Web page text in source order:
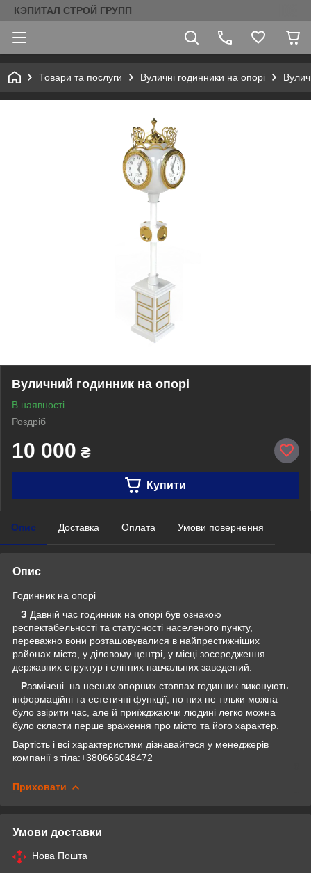
КЭПИТАЛ СТРОЙ ГРУПП
Товари та послуги Вуличні годинники на опорі
Вуличний годинник на опорі
В наявності
Роздріб
10 000 ₴
Купити
Опис Доставка Оплата Умови повернення
Опис
Годинник на опорі
З Давній час годинник на опорі був ознакою
респектабельності та статусності населеного пункту,
переважно вони розташовувалися в найпрестижніших
районах міста, у діловому центрі, у місці зосередження
державних структур і елітних навчальних заведений.
Размічені на несних опорних стовпах годинник виконують
інформаційні та естетичні функції, по них не тільки можна
було звірити час, але й приїжджаючи людині легко можна
було скласти перше враження про місто та його характер.
Вартість і всі характеристики дізнавайтеся у менеджерів
компанії з тіла:+380666048472
Приховати
Умови доставки
Нова Пошта